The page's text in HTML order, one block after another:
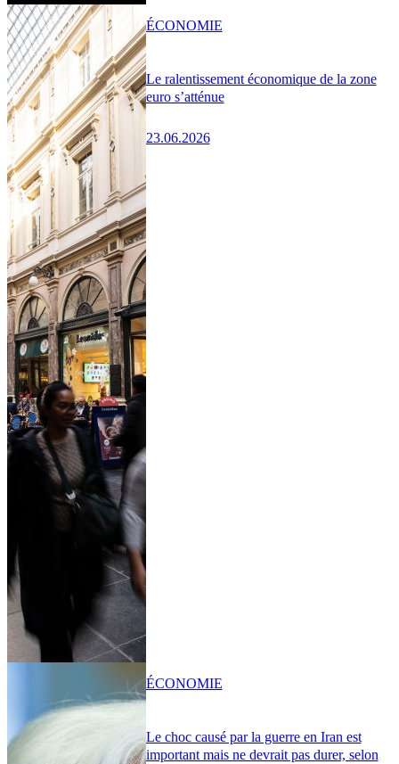
Le ralentissement économique de la zone
euro s’atténue
23.06.2026
ÉCONOMIE
Le choc causé par la guerre en Iran est
important mais ne devrait pas durer, selon
ÉCONOMIE